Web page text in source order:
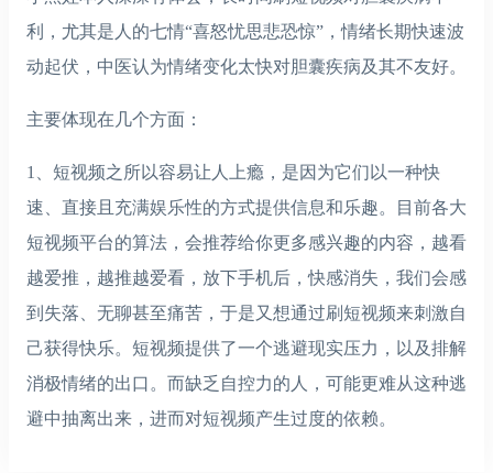
利，尤其是人的七情“喜怒忧思悲恐惊”，情绪长期快速波
动起伏，中医认为情绪变化太快对胆囊疾病及其不友好。
主要体现在几个方面：
1、短视频之所以容易让人上瘾，是因为它们以一种快
速、直接且充满娱乐性的方式提供信息和乐趣。目前各大
短视频平台的算法，会推荐给你更多感兴趣的内容，越看
越爱推，越推越爱看，放下手机后，快感消失，我们会感
到失落、无聊甚至痛苦，于是又想通过刷短视频来刺激自
己获得快乐。短视频提供了一个逃避现实压力，以及排解
消极情绪的出口。而缺乏自控力的人，可能更难从这种逃
避中抽离出来，进而对短视频产生过度的依赖。